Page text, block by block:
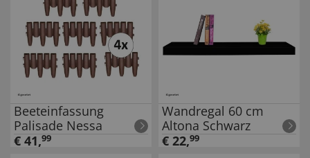
Beeteinfassung
Palisade Nessa
€ 41,99
Wandregal 60 cm
Altona Schwarz
€ 22,99